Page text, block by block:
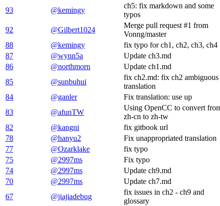
93
@kemingy
ch5: fix markdown and some
typos
92
@Gilbert1024
Merge pull request #1 from
Vonng/master
88
@kemingy
fix typo for ch1, ch2, ch3, ch4
87
@wynn5a
Update ch3.md
86
@northmorn
Update ch1.md
85
@sunbuhui
fix ch2.md: fix ch2 ambiguous
translation
84
@ganler
Fix translation: use up
83
@afunTW
Using OpenCC to convert
zh-cn to zh-tw
82
@kangni
fix gitbook url
78
@hanyu2
Fix unappropriated translation
77
@Ozarklake
fix typo
75
@2997ms
Fix typo
74
@2997ms
Update ch9.md
70
@2997ms
Update ch7.md
67
@jiajiadebug
fix issues in ch2 - ch9 and
glossary